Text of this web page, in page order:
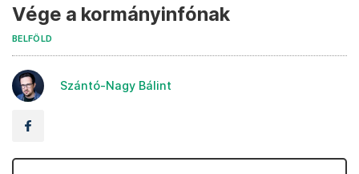
Vége a kormányinfónak
BELFÖLD
Szántó-Nagy Bálint